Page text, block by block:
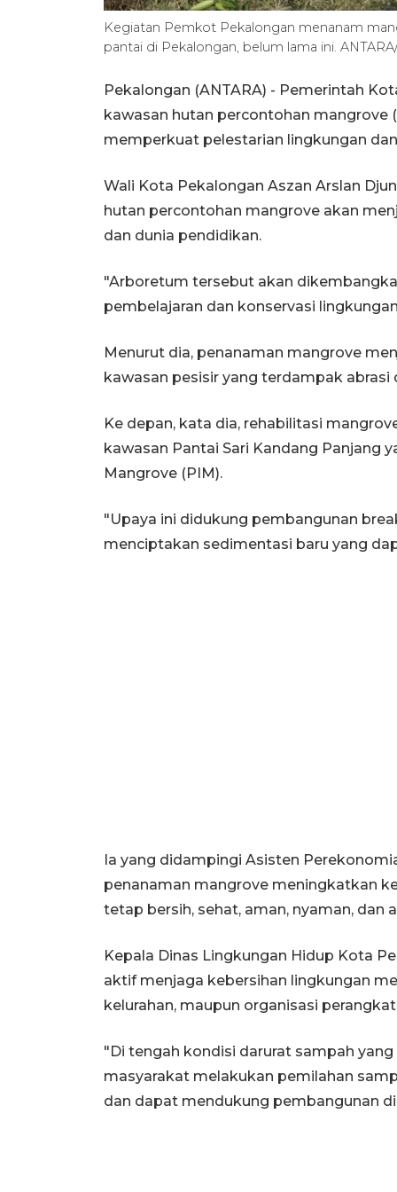
Kegiatan Pemkot Pekalongan menanam
pantai di Pekalongan, belum lama ini.
Pekalongan (ANTARA) - Pemerintah
kawasan hutan percontohan
memperkuat pelestarian lingkungan
Wali Kota Pekalongan Aszan Arslan
hutan percontohan mangrove akan
dan dunia pendidikan.
"Arboretum tersebut akan
pembelajaran dan konservasi
Menurut dia, penanaman mangrove
kawasan pesisir yang terdampak abrasi
Ke depan, kata dia, rehabilitasi
kawasan Pantai Sari Kandang Panjang
Mangrove (PIM).
"Upaya ini didukung pembangunan
menciptakan sedimentasi baru yang
Ia yang didampingi Asisten
penanaman mangrove meningkatkan
tetap bersih, sehat, aman, nyaman, dan
Kepala Dinas Lingkungan Hidup Kota
aktif menjaga kebersihan lingkungan
kelurahan, maupun organisasi
"Di tengah kondisi darurat sampah
masyarakat melakukan pemilahan
dan dapat mendukung pembangunan